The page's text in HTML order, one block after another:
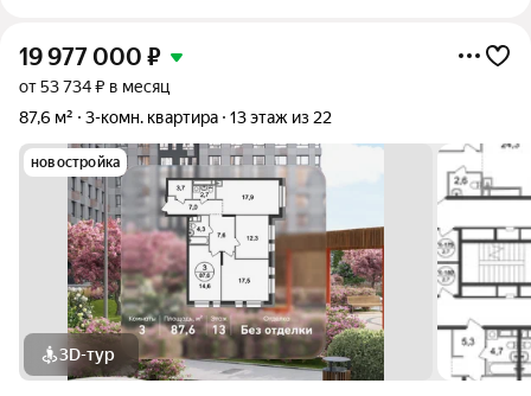
19 977 000 ₽
от 53 734 ₽ в месяц
87,6 м²
3-комн. квартира 13 этаж из 22
новостройка
3D-тур